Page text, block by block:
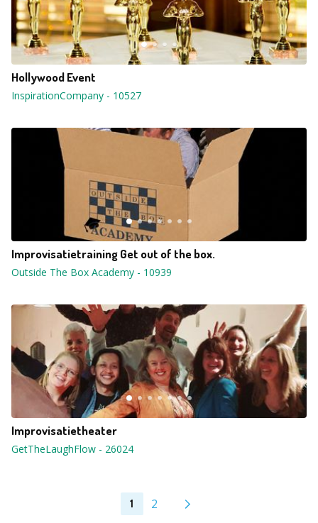
Hollywood Event
InspirationCompany - 10527
Improvisatietraining Get out of the box.
Outside The Box Academy - 10939
Improvisatietheater
GetTheLaughFlow - 26024
1 2